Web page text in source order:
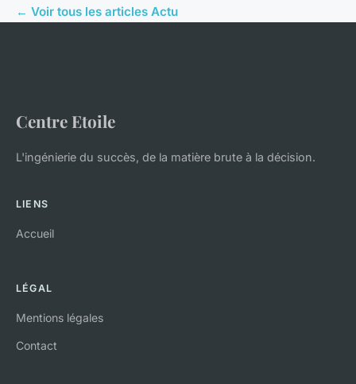
← Voir tous les articles Actu
Centre Etoile
L'ingénierie du succès, de la matière brute à la décision.
LIENS
Accueil
LÉGAL
Mentions légales
Contact